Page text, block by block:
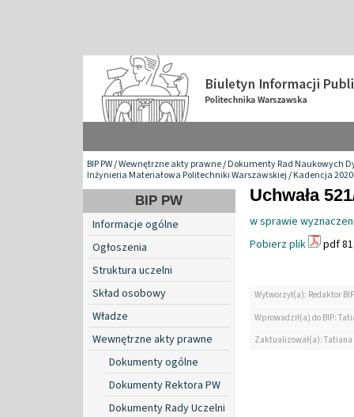
BIP PW/Wewnętrzne akty prawne/Dokumenty Rad Naukowych
Inżynieria Materiałowa Politechniki Warszawskiej/Kadencja
BIP PW
Informacje ogólne
Ogłoszenia
Struktura uczelni
Skład osobowy
Władze
Wewnętrzne akty prawne
Dokumenty ogólne
Dokumenty Rektora PW
Dokumenty Rady Uczelni
Uchwała
w sprawie
Pobierz plik
pdf
Wytworzył(a): Redaktor BIP
Wprowadził(a) do BIP:
Zaktualizował(a):